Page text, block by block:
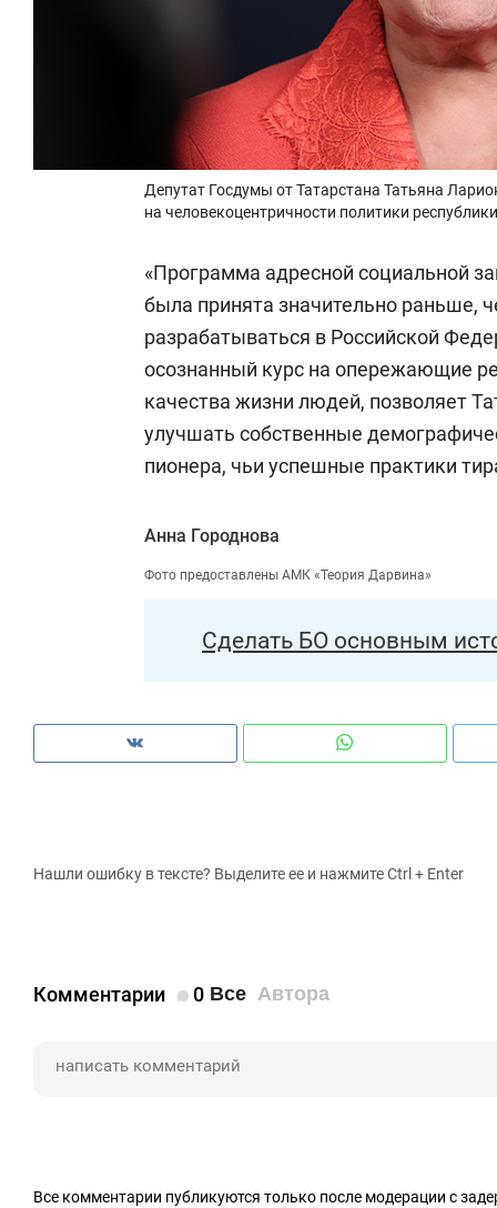
Депутат Госдумы от Татарстана Татьяна
на человекоцентричности политики республики
«Программа адресной социальной
была принята значительно раньше,
разрабатываться в Российской
осознанный курс на опережающие
качества жизни людей, позволяет
улучшать собственные
пионера, чьи успешные практики
Анна Городнова
Фото предоставлены АМК «Теория Дарвина»
Сделать БО основным
Нашли ошибку в тексте? Выделите ее и нажмите Ctrl + Enter
Комментарии 0 Все Автора
Все комментарии публикуются только после модерации с